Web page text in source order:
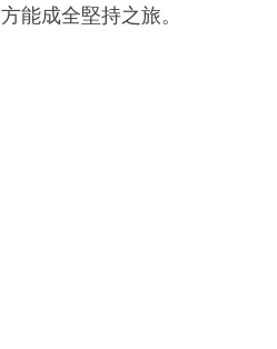
方能成全堅持之旅。